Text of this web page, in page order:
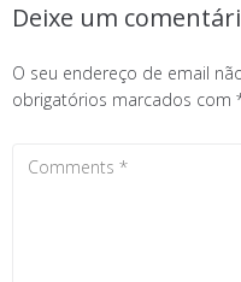
Deixe um
O seu endereço de email
obrigatórios marcados com